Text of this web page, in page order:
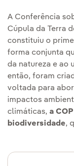
A Conferência
Cúpula da Terra
constituiu o
forma conjunta
da natureza e ao
então, foram
voltada para
impactos
climáticas, a
biodiversidade,